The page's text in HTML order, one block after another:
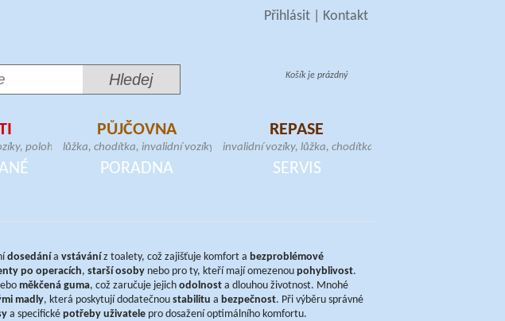
Kontakt
Přihlásit|
Košík je prázdný
polohovací a
dětské sedačky,
berličky
PŮJČOVNA
lůžka, chodítka, invalidní vozíky, toaletní
křesla, zvedáky, schodolezy, samostojné
hrazdy, stolky, matrace
REPASE
invalidní vozíky, lůžka, chodítka, toaletní
křesla, zvedáky, samostojné hrazdy,
schodolezy, elektrické skútry
PORADNA SERVIS
dosedánía vstáváníz toalety, což zajišťuje komfort a bezproblémové
po operacích, starší osobynebo pro ty, kteří mají omezenou pohyblivost.
měkčená guma, což zaručuje jejich odolnosta dlouhou životnost. Mnohé
madly, která poskytují dodatečnou stabilitu a bezpečnost. Při výběru správné
a specifické potřeby uživatelepro dosažení optimálního komfortu.